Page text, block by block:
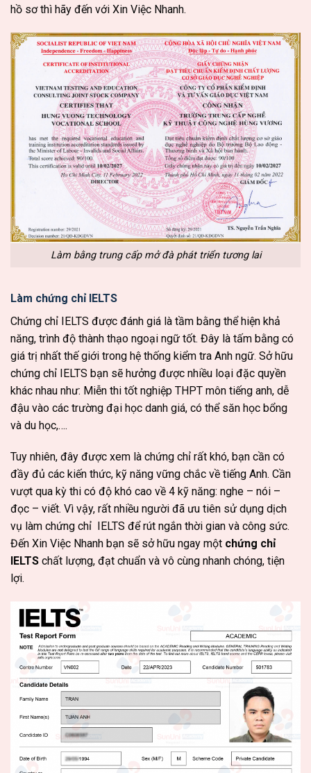
hồ sơ thì hãy đến với Xin Việc Nhanh.
Làm bằng trung cấp mở đà phát triển tương lai
Làm chứng chỉ IELTS
Chứng chỉ IELTS được đánh giá là tầm bằng thể hiện khả
năng, trình độ thành thạo ngoại ngữ tốt. Đây là tấm bằng có
giá trị nhất thế giới trong hệ thống kiểm tra Anh ngữ. Sở hữu
chứng chỉ IELTS bạn sẽ hưởng được nhiều loại đặc quyền
khác nhau như: Miễn thi tốt nghiệp THPT môn tiếng anh, dễ
đậu vào các trường đại học danh giá, có thể săn học bổng
và du học,….
Tuy nhiên, đây được xem là chứng chỉ rất khó, bạn cần có
đầy đủ các kiến thức, kỹ năng vững chắc về tiếng Anh. Cần
vượt qua kỳ thi có độ khó cao về 4 kỹ năng: nghe – nói –
đọc – viết. Vì vậy, rất nhiều người đã ưu tiên sử dụng dịch
vụ làm chứng chỉ IELTS để rút ngắn thời gian và công sức.
Đến Xin Việc Nhanh bạn sẽ sở hữu ngay một chứng chỉ
IELTS chất lượng, đạt chuẩn và vô cùng nhanh chóng, tiện
lợi.